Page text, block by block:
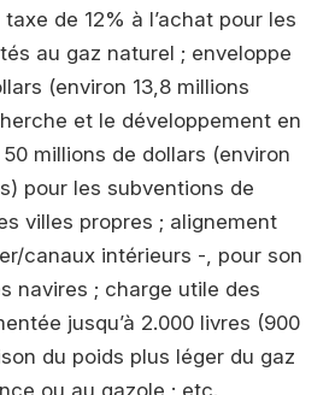
de 12% à l’achat pour les
au gaz naturel ; enveloppe
(environ 13,8 millions
et le développement en
millions de dollars (environ
pour les subventions de
villes propres ; alignement
canaux intérieurs -, pour son
navires ; charge utile des
jusqu’à 2.000 livres (900
du poids plus léger du gaz